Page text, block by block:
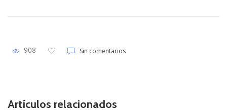
o o
908 Sin comentarios
Artículos relacionados